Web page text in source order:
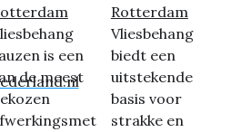
is een
de meest
Rotterdam
Vliesbehang
biedt een
uitstekende
basis voor
strakke en